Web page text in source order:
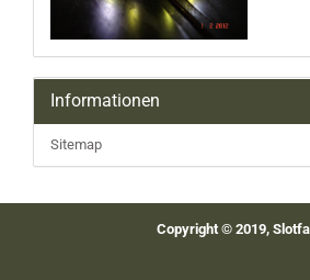
Informationen
Sitemap
Copyright © 2019,